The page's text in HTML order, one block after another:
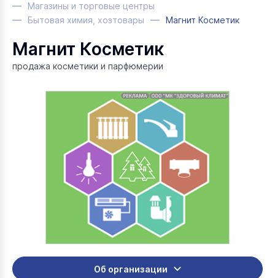
Магазины и торговые центры
Бытовая химия, хозтовары
Магнит Косметик
Магнит Косметик
продажа косметики и парфюмерии
Об организации